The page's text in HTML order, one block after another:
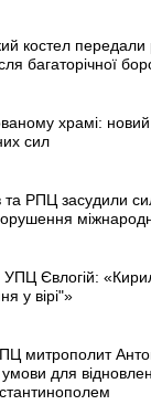
костел
багаторічної
храмі: новий
сил
та РПЦ засудили
Євлогій:
у вірі"»
митрополит
умови для